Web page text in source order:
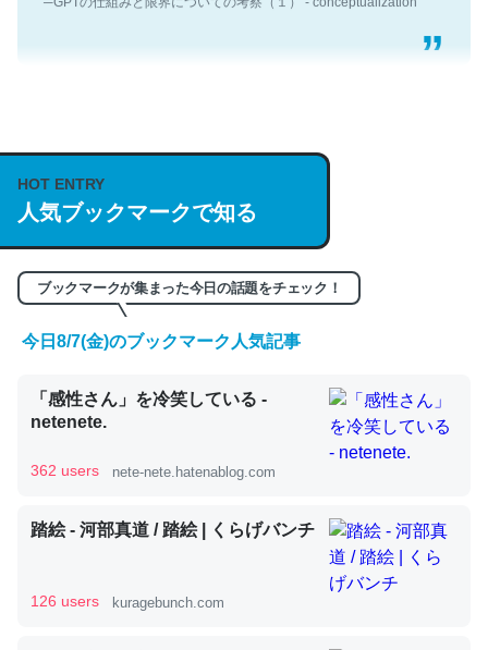
説してる記事が少ないので貴重な良記事。/続編来た
https://isobe324649.hatenablog.com/entry/2023/03/27
/064121
─GPTの仕組みと限界についての考察（１） - conceptualization
これは良記事。32768トークンだと英語小説100ページ分
くらい。小説でいう「ずっと前の伏線」は回収されないけ
ど、短期記憶というには多い分量。進化すればするほど分
かりやすく強くなりそう
HOT ENTRY
人気ブックマークで知る
ブックマークが集まった今日の話題をチェック！
今日8/7(金)のブックマーク人気記事
「感性さん」を冷笑している -
netenete.
362 users nete-nete.hatenablog.com
踏絵 - 河部真道 / 踏絵 | くらげバンチ
126 users kuragebunch.com